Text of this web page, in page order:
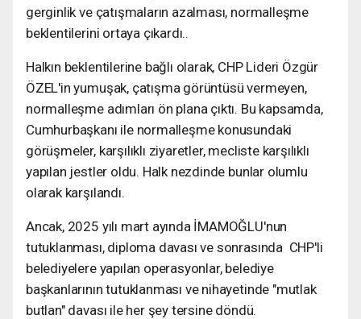
gerginlik ve çatışmaların azalması, normalleşme
beklentilerini ortaya çıkardı..
Halkın beklentilerine bağlı olarak, CHP Lideri Özgür
ÖZEL'in yumuşak, çatışma görüntüsü vermeyen,
normalleşme adımları ön plana çıktı. Bu kapsamda,
Cumhurbaşkanı ile normalleşme konusundaki
görüşmeler, karşılıklı ziyaretler, mecliste karşılıklı
yapılan jestler oldu. Halk nezdinde bunlar olumlu
olarak karşılandı.
Ancak, 2025 yılı mart ayında İMAMOĞLU'nun
tutuklanması, diploma davası ve sonrasında CHP'li
belediyelere yapılan operasyonlar, belediye
başkanlarının tutuklanması ve nihayetinde "mutlak
butlan" davası ile her şey tersine döndü.